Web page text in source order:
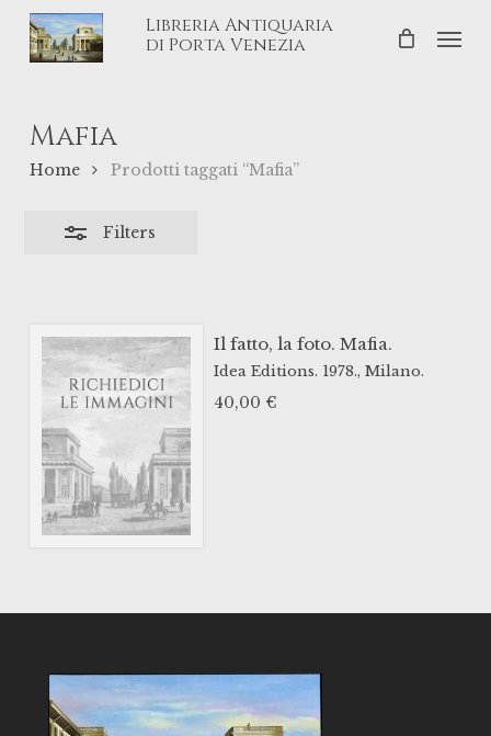
Skip
Libreria Antiquaria
di Porta Venezia
Mafia
Home Prodotti taggati “Mafia”
Filters
Il fatto, la foto. Mafia.
Idea Editions. 1978., Milano.
40,00 €
Close